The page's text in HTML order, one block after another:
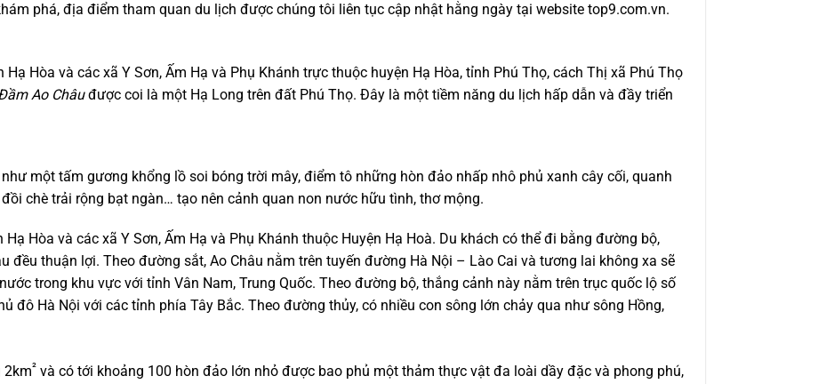
phá, địa điểm tham quan du lịch được chúng tôi liên tục cập nhật hằng ngày tại website top9.com.vn.
Hòa và các xã Y Sơn, Ấm Hạ và Phụ Khánh trực thuộc huyện Hạ Hòa, tỉnh Phú Thọ, cách Thị xã Phú Thọ
Ao Châuđược coi là một Hạ Long trên đất Phú Thọ. Đây là một tiềm năng du lịch hấp dẫn và đầy triển
một tấm gương khổng lồ soi bóng trời mây, điểm tô những hòn đảo nhấp nhô phủ xanh cây cối, quanh
chè trải rộng bạt ngàn… tạo nên cảnh quan non nước hữu tình, thơ mộng.
Hòa và các xã Y Sơn, Ấm Hạ và Phụ Khánh thuộc Huyện Hạ Hoà. Du khách có thể đi bằng đường bộ,
đều thuận lợi. Theo đường sắt, Ao Châu nằm trên tuyến đường Hà Nội – Lào Cai và tương lai không xa sẽ
trong khu vực với tỉnh Vân Nam, Trung Quốc. Theo đường bộ, thắng cảnh này nằm trên trục quốc lộ số
đô Hà Nội với các tỉnh phía Tây Bắc. Theo đường thủy, có nhiều con sông lớn chảy qua như sông Hồng,
2km² và có tới khoảng 100 hòn đảo lớn nhỏ được bao phủ một thảm thực vật đa loài dầy đặc và phong phú,